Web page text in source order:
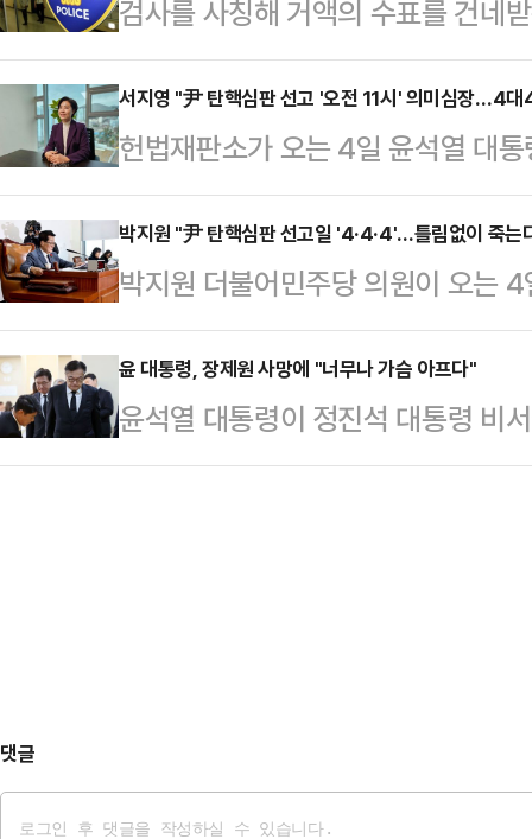
현안 관리에 집중하겠다는 취지로
영세 비상대책위원장과 권성동 원
기로 최종 결정했다.권 원내대표는
"4일 윤 대통령의 선고가 예정돼 있
했다.국민의힘 관계자도…
검사를 사칭해 거액의 수표를 건네
된 수표를 찢어 쓰레기통에 버렸다
찰서에 따르면 경찰은 전화금융사
내려 한 혐의(전기통신금융사기 피
반)로 60대 A씨를 입건했다.A씨는
과 검사 등을 사칭해 B씨로부터 1
를 받는다.신고를 접수한 경찰은
(CC)TV 영상 등을 바탕…
서지영 "尹 탄핵심판 선고 '오전 11시' 의미심장…4대
헌법재판소가 오는 4일 윤석열 대
국민의힘 원내대변인이자 사무처
원이 탄핵 기각을 예상했다.서지영
쇼'에서 헌재가 선고기일을 오는 4
시로 잡힌 게 의미심장하다"며 "보
견들을 선고할 때 전부 다 읽는데
날 것이라는 예측이 있다"고 말했
"한참 5…
박지원 "尹 탄핵심판 선고일 '4·4·4'…틀림없이 죽는
박지원 더불어민주당 의원이 오는
선고일과 미신적 요소를 결부해서
장을 내놨다.2일 정치권에 따르면
의 뉴스 정면승부'에서 오는 4일 헌
문에 "8대0, 인용으로 본다"고 답했
윤 대통령, 장제원 사망에 "너무나 가슴 아프다"
윤석열 대통령이 정진석 대통령 비
의원의 유가족에게 애도의 뜻을 전
댓글